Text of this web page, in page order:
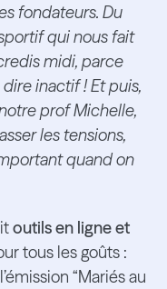
fondateurs. Du
qui nous fait
midi, parce
inactif ! Et puis,
prof Michelle,
les tensions,
quand on
outils en ligne et
tous les goûts :
“Mariés au